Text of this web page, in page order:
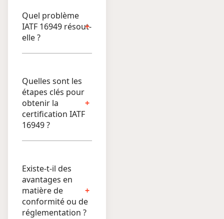
Quel problème
IATF 16949 résout-
elle ?
Quelles sont les
étapes clés pour
obtenir la
certification IATF
16949 ?
Existe-t-il des
avantages en
matière de
conformité ou de
réglementation ?